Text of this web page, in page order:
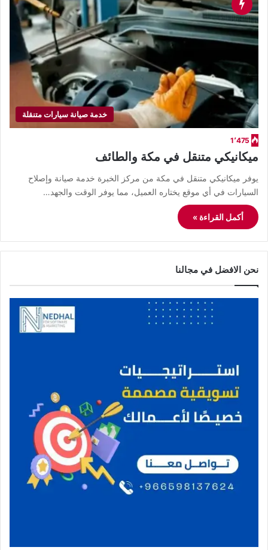
خدمة صيانة سيارات متنقلة
1٬475
ميكانيكي متنقل في مكة والطائف
يوفر ميكانيكي متنقل في مكة من مركز الخبرة خدمة صيانة وإصلاح
السيارات في أي موقع يختاره العميل، مما يوفر الوقت والجهد…
أكمل القراءة »
نحن الافضل في مجالنا